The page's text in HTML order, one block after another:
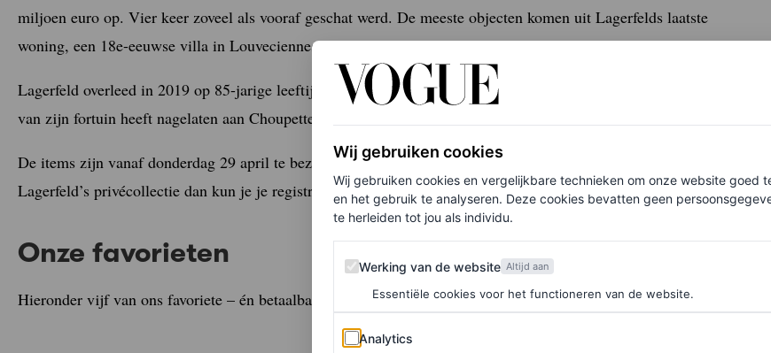
miljoen euro op. Vier keer zoveel als vooraf geschat werd. De meeste objecten komen uit Lagerfelds laatste
woning, een 18e-eeuwse villa in Louveciennes bij Versailles in Frankrijk.
Lagerfeld overleed in 2019 op 85-jarige leeftijd. Al sinds die tijd gaan er geruchten dat hij het grootste deel
van zijn fortuin heeft nagelaten aan Choupette.
De items zijn vanaf donderdag 29 april te bezichtigen. Wil je kans maken op een van de unieke stukken uit
Lagerfeld’s privécollectie dan kun je je registreren om online te bieden.
Onze favorieten
Hieronder vijf van ons favoriete – én betaalbare – collectors items uit deKarl Lagerfeld veiling.
Wij gebruiken cookies
Wij gebruiken cookies en vergelijkbare technieken om onze website goed
en het gebruik te analyseren. Deze cookies bevatten geen
te herleiden tot jou als individu.
Werking van de website
Werking van de website Altijd aan
Essentiële cookies voor het functioneren van de website.
Analytics
Analytics